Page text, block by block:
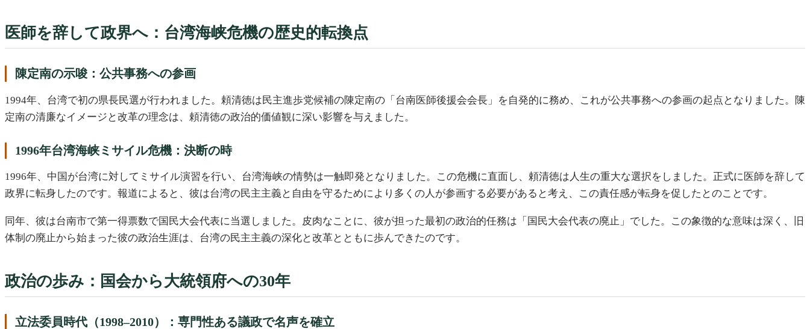
医師を辞して政界へ：台湾海峡危機の歴史的転換点
陳定南の示唆：公共事務への参画
1994年、台湾で初の県長民選が行われました。頼清徳は民主進歩党候補の陳定南の「台南医師後援会会長」を自発的に務め、これが公共事務への参画の起点となりました。陳
定南の清廉なイメージと改革の理念は、頼清徳の政治的価値観に深い影響を与えました。
1996年台湾海峡ミサイル危機：決断の時
1996年、中国が台湾に対してミサイル演習を行い、台湾海峡の情勢は一触即発となりました。この危機に直面し、頼清徳は人生の重大な選択をしました。正式に医師を辞して
政界に転身したのです。報道によると、彼は台湾の民主主義と自由を守るためにより多くの人が参画する必要があると考え、この責任感が転身を促したとのことです。
同年、彼は台南市で第一得票数で国民大会代表に当選しました。皮肉なことに、彼が担った最初の政治的任務は「国民大会代表の廃止」でした。この象徴的な意味は深く、旧
体制の廃止から始まった彼の政治生涯は、台湾の民主主義の深化と改革とともに歩んできたのです。
政治の歩み：国会から大統領府への30年
立法委員時代（1998–2010）：専門性ある議政で名声を確立